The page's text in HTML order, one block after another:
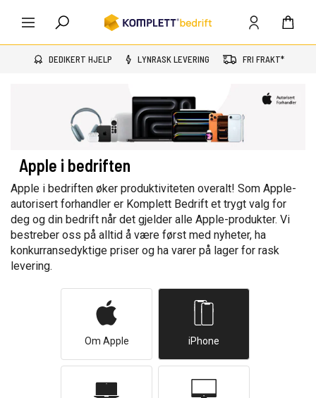
DEDIKERT HJELP LYNRASK LEVERING FRI FRAKT*
Apple i bedriften
Apple i bedriften øker produktiviteten overalt! Som Apple-
autorisert forhandler er Komplett Bedrift et trygt valg for
deg og din bedrift når det gjelder alle Apple-produkter. Vi
bestreber oss på alltid å være først med nyheter, ha
konkurransedyktige priser og ha varer på lager for rask
levering.
Om Apple iPhone